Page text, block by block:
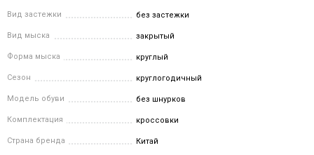
Вид застежки без застежки
Вид мыска закрытый
Форма мыска круглый
Сезон круглогодичный
Модель обуви без шнурков
Комплектация кроссовки
Страна бренда Китай